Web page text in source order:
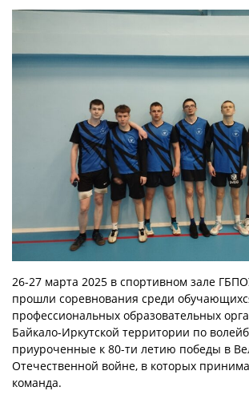
26-27 марта 2025 в спортивном зале
прошли соревнования среди
профессиональных образовательных
Байкало-Иркутской территории по
приуроченные к 80-ти летию победы в
Отечественной войне, в которых
команда.